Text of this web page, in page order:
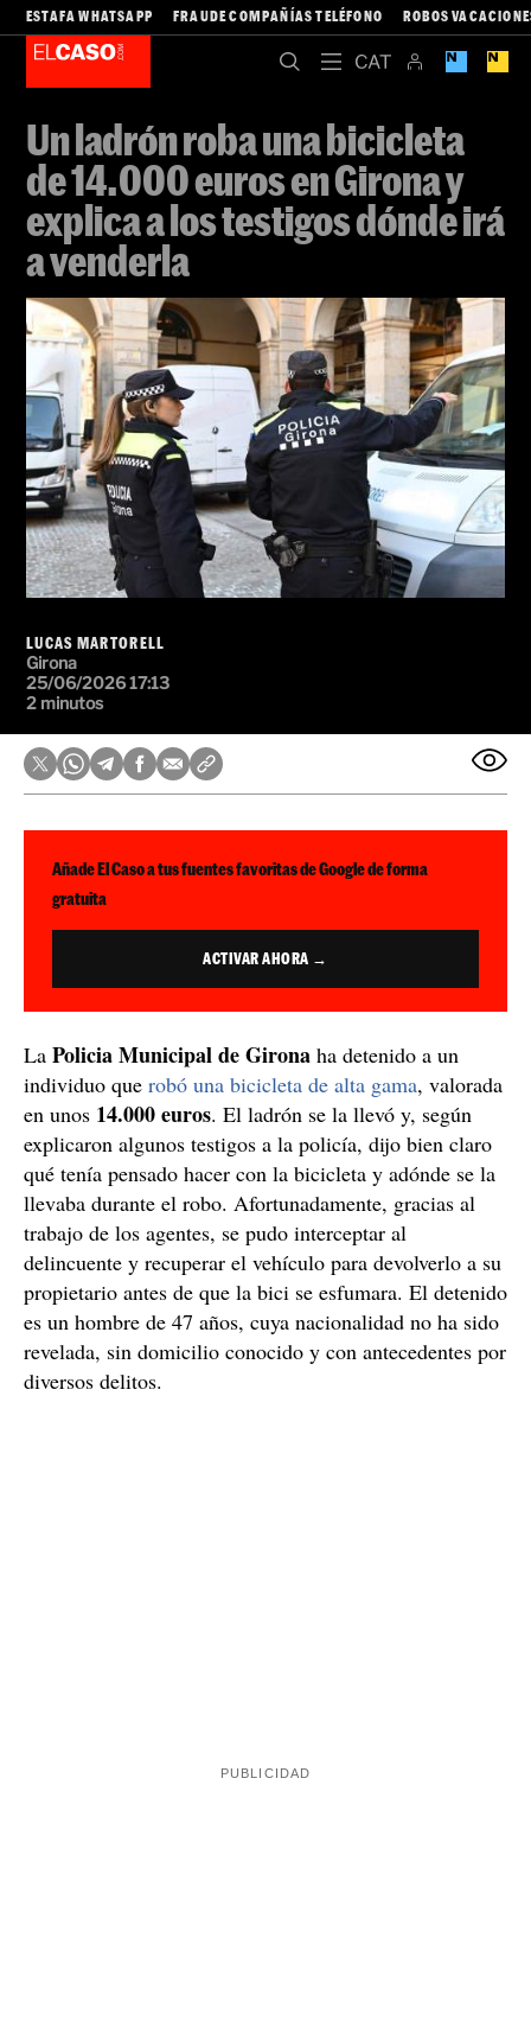
ESTAFA WHATSAPP FRAUDE COMPAÑÍAS TELÉFONO ROBOS
Un ladrón roba una bicicleta
de 14.000 euros en Girona y
explica a los testigos dónde irá
a venderla
LUCAS MARTORELL
Girona
25/06/2026 17:13
2 minutos
Añade El Caso a tus fuentes favoritas de Google de forma
gratuita
ACTIVAR AHORA →
La Policia Municipal de Girona ha detenido a un
individuo que robó una bicicleta de alta gama, valorada
en unos 14.000 euros. El ladrón se la llevó y, según
explicaron algunos testigos a la policía, dijo bien claro
qué tenía pensado hacer con la bicicleta y adónde se la
llevaba durante el robo. Afortunadamente, gracias al
trabajo de los agentes, se pudo interceptar al
delincuente y recuperar el vehículo para devolverlo a su
propietario antes de que la bici se esfumara. El detenido
es un hombre de 47 años, cuya nacionalidad no ha sido
revelada, sin domicilio conocido y con antecedentes por
diversos delitos.